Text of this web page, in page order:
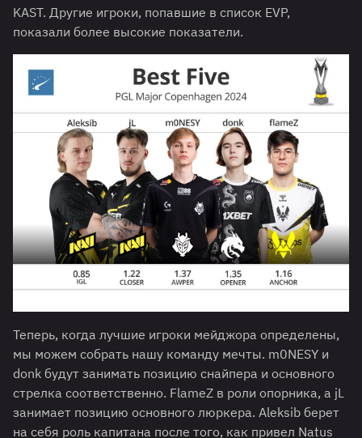
KAST. Другие игроки, попавшие в список EVP,
показали более высокие показатели.
Теперь, когда лучшие игроки мейджора определены,
мы можем собрать нашу команду мечты. m0NESY и
donk будут занимать позицию снайпера и основного
стрелка соответственно. FlameZ в роли опорника, а jL
занимает позицию основного люркера. Aleksib берет
на себя роль капитана после того, как привел Natus